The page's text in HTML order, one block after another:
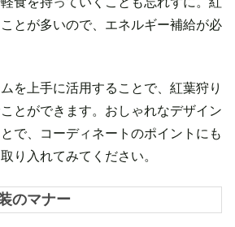
とが多いので、エネルギー補給が必
を上手に活用することで、紅葉狩り
とができます。おしゃれなデザイン
で、コーディネートのポイントにも
り入れてみてください。
のマナー